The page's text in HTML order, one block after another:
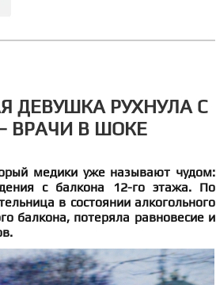
ДЕВУШКА РУХНУЛА С
ВРАЧИ В ШОКЕ
медики уже называют чудом:
с балкона 12-го этажа. По
в состоянии алкогольного
балкона, потеряла равновесие и